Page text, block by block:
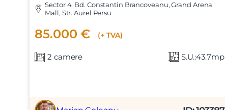
Sector 4, Bd. Constantin Brancoveanu, Grand Arena
Mall, Str. Aurel Persu
85.000 € (+ TVA)
2 camere S.U.:43.7mp